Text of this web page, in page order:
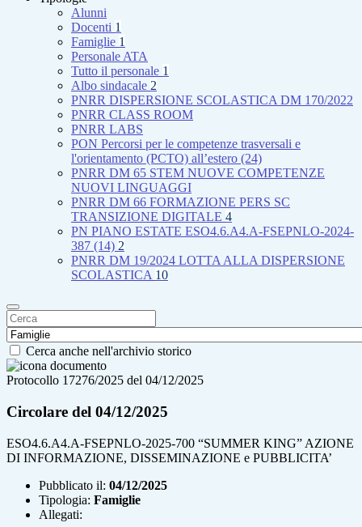
Alunni
Docenti 1
Famiglie 1
Personale ATA
Tutto il personale 1
Albo sindacale 2
PNRR DISPERSIONE SCOLASTICA DM 170/2022
PNRR CLASS ROOM
PNRR LABS
PON Percorsi per le competenze trasversali e
l'orientamento (PCTO) all’estero (24)
PNRR DM 65 STEM NUOVE COMPETENZE
NUOVI LINGUAGGI
PNRR DM 66 FORMAZIONE PERS SC
TRANSIZIONE DIGITALE 4
PN PIANO ESTATE ESO4.6.A4.A-FSEPNLO-2024-
387 (14) 2
PNRR DM 19/2024 LOTTA ALLA DISPERSIONE
SCOLASTICA 10
Cerca anche nell'archivio storico
Protocollo 17276/2025 del 04/12/2025
Circolare del 04/12/2025
ESO4.6.A4.A-FSEPNLO-2025-700 “SUMMER KING” AZIONE
DI INFORMAZIONE, DISSEMINAZIONE e PUBBLICITA’
Pubblicato il: 04/12/2025
Tipologia: Famiglie
Allegati: